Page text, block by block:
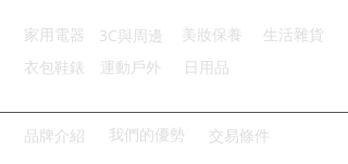
主要材質：塑膠
商品尺寸：11.5*2*0.5cm
產地名稱：中國大陸
代理商：亞桓有限公司
家用電器 3C與周邊 美妝保養
生活雜貨
衣包鞋錶
運動戶外 日用品
品牌介紹 我們的優勢 交易條件